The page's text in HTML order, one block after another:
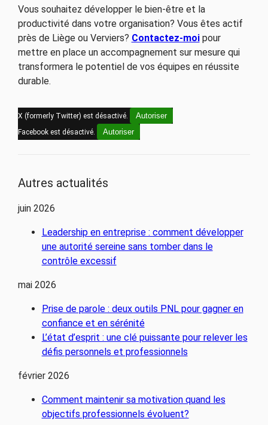
Vous souhaitez développer le bien-être et la
productivité dans votre organisation? Vous êtes actif
près de Liège ou Verviers? Contactez-moipour
mettre en place un accompagnement sur mesure qui
transformera le potentiel de vos équipes en réussite
durable.
X (formerly Twitter) est désactivé. Autoriser
Facebook est désactivé. Autoriser
Autres actualités
juin 2026
Leadership en entreprise : comment développer
une autorité sereine sans tomber dans le
contrôle excessif
mai 2026
Prise de parole : deux outils PNL pour gagner en
confiance et en sérénité
L’état d’esprit : une clé puissante pour relever les
défis personnels et professionnels
février 2026
Comment maintenir sa motivation quand les
objectifs professionnels évoluent?